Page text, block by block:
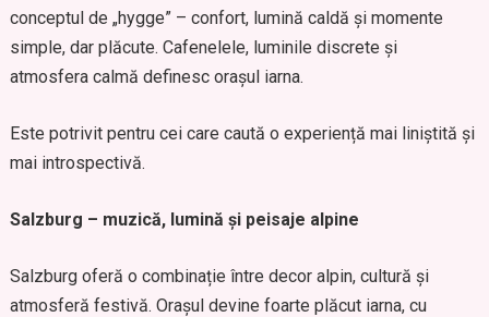
conceptul de „hygge” – confort, lumină caldă și momente
simple, dar plăcute. Cafenelele, luminile discrete și
atmosfera calmă definesc orașul iarna.
Este potrivit pentru cei care caută o experiență mai liniștită și
mai introspectivă.
Salzburg – muzică, lumină și peisaje alpine
Salzburg oferă o combinație între decor alpin, cultură și
atmosferă festivă. Orașul devine foarte plăcut iarna, cu